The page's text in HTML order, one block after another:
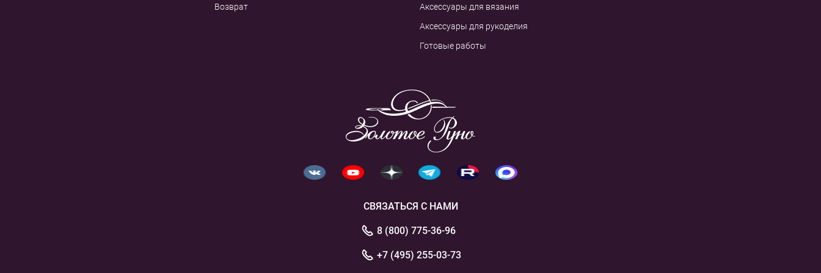
Возврат
Аксессуары для вязания
Аксессуары для рукоделия
Готовые работы
СВЯЗАТЬСЯ С НАМИ
8 (800) 775-36-96
+7 (495) 255-03-73